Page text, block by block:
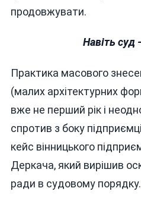
продовжувати.
Навіть суд
Практика масового
(малих архітектурних
вже не перший рік і
спротив з боку
кейс вінницького
Деркача, який вирішив
ради в судовому порядку.